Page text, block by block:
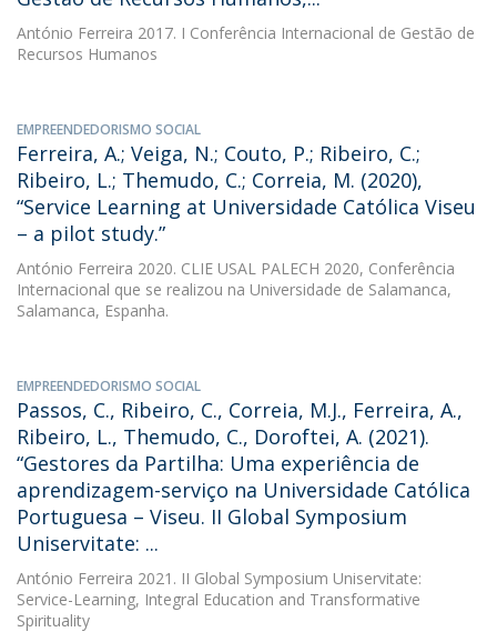
António Ferreira 2017. I Conferência Internacional de Gestão de
Recursos Humanos
EMPREENDEDORISMO SOCIAL
Ferreira, A.; Veiga, N.; Couto, P.; Ribeiro, C.;
Ribeiro, L.; Themudo, C.; Correia, M. (2020),
“Service Learning at Universidade Católica Viseu
– a pilot study.”
António Ferreira 2020. CLIE USAL PALECH 2020, Conferência
Internacional que se realizou na Universidade de Salamanca,
Salamanca, Espanha.
EMPREENDEDORISMO SOCIAL
Passos, C., Ribeiro, C., Correia, M.J., Ferreira, A.,
Ribeiro, L., Themudo, C., Doroftei, A. (2021).
“Gestores da Partilha: Uma experiência de
aprendizagem-serviço na Universidade Católica
Portuguesa – Viseu. II Global Symposium
Uniservitate: ...
António Ferreira 2021. II Global Symposium Uniservitate:
Service-Learning, Integral Education and Transformative
Spirituality